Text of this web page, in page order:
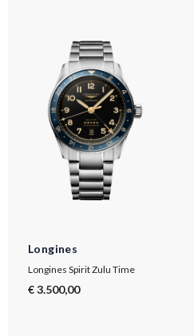
Longines
Longines Spirit Zulu Time
€ 3.500,00